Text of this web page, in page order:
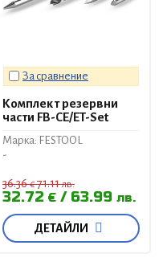
За сравнение
Комплект резервни
части FB-CE/ET-Set
Марка: FESTOOL
-
36.36€71.11лв.
32.72 € 63.99 лв.
ДЕТАЙЛИ